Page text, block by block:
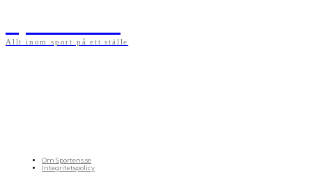
Allt inom sport på ett ställe
Om Sportens.se
Integritetspolicy